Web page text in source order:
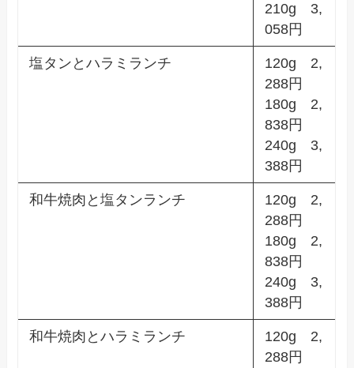
210g 3,
058円
塩タンとハラミランチ
120g 2,
288円
180g 2,
838円
240g 3,
388円
和牛焼肉と塩タンランチ
120g 2,
288円
180g 2,
838円
240g 3,
388円
和牛焼肉とハラミランチ
120g 2,
288円